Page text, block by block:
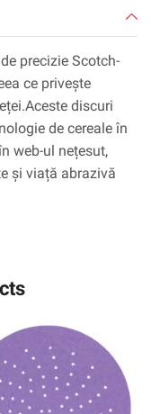
precizie Scotch-
ce privește
discuri
de cereale în
web-ul nețesut,
și viață abrazivă